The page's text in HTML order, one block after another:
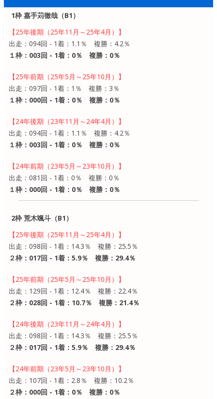
1枠 嘉手苅徹哉（B1）
【25年後期（25年11月～25年4月）】
出走：094回 - 1着：1.1％ 複勝：4.2％
１枠：003回 - 1着：0％ 複勝：0％
【25年前期（25年5月～25年10月）】
出走：097回 - 1着：1％ 複勝：3％
１枠：000回 - 1着：0％ 複勝：0％
【24年後期（23年11月～24年4月）】
出走：094回 - 1着：1.1％ 複勝：4.2％
１枠：003回 - 1着：0％ 複勝：0％
【24年前期（23年5月～23年10月）】
出走：081回 - 1着：0％ 複勝：0％
１枠：000回 - 1着：0％ 複勝：0％
2枠 荒木颯斗（B1）
【25年後期（25年11月～25年4月）】
出走：098回 - 1着：14.3％ 複勝：25.5％
２枠：017回 - 1着：5.9％ 複勝：29.4％
【25年前期（25年5月～25年10月）】
出走：129回 - 1着：12.4％ 複勝：22.4％
２枠：028回 - 1着：10.7％ 複勝：21.4％
【24年後期（23年11月～24年4月）】
出走：098回 - 1着：14.3％ 複勝：25.5％
２枠：017回 - 1着：5.9％ 複勝：29.4％
【24年前期（23年5月～23年10月）】
出走：107回 - 1着：2.8％ 複勝：10.2％
２枠：000回 - 1着：0％ 複勝：0％